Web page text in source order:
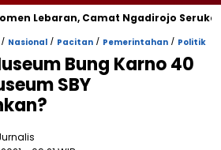
Lebaran, Camat Ngadirojo
/ Nasional / Pacitan / Pemerintahan / Politik
Bung Karno 40
SBY